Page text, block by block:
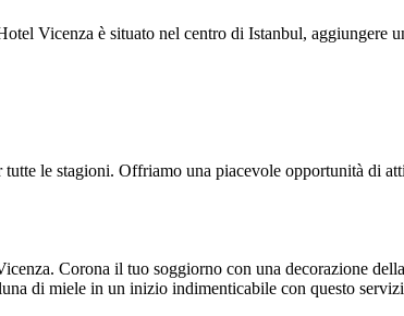
Vicenza è situato nel centro di Istanbul,
le stagioni. Offriamo una piacevole opportunità di
Corona il tuo soggiorno con una decorazione
di miele in un inizio indimenticabile con questo